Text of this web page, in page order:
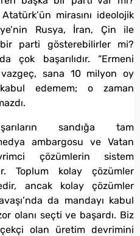
mirasını ideolojik
Rusya, İran, Çin ile
parti gösterebilirler mi?
çok başarılıdır. “Ermeni
vazgeç, sana 10 milyon oy
edemem; o zaman
sandığa tam
ambargosu ve Vatan
çözümlerin sistem
Toplum kolay çözümler
ancak kolay çözümler
da mandayı kabul
olanı seçti ve başardı. Biz
olan üretim devrimini